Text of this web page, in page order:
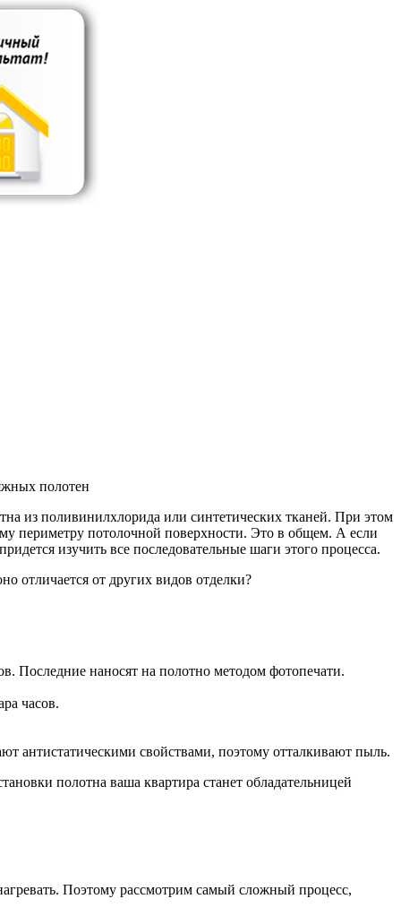
полотен
из поливинилхлорида или синтетических тканей. При этом
периметру потолочной поверхности. Это в общем. А если
изучить все последовательные шаги этого процесса.
отличается от других видов отделки?
Последние наносят на полотно методом фотопечати.
часов.
свойствами, поэтому отталкивают пыль.
полотна ваша квартира станет обладательницей
Поэтому рассмотрим самый сложный процесс,